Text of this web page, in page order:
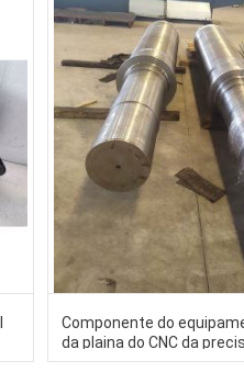
Componente do
da plaina do CNC da
cortador do